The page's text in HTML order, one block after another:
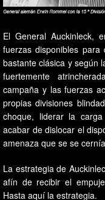
El General Auckinleck,
fuerzas disponibles
bastante clásica y según
fuertemente
campaña y las fuerzas
propias divisiones
choque, liderar la
acabar de dislocar el
amenaza que se se
La estrategia de
afín de recibir el
Hasta aquí la estrategia.